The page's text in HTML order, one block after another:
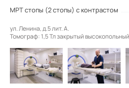
МРТ стопы (2 стопы) с контрастом
ул. Ленина, д.5 лит. А.
Томограф: 1,5 Тл закрытый высокопольный